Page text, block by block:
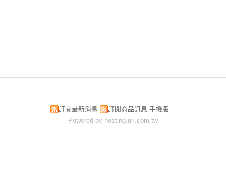
訂閱最新消息 訂閱商品訊息 手機版
Powered by hosting.url.com.tw